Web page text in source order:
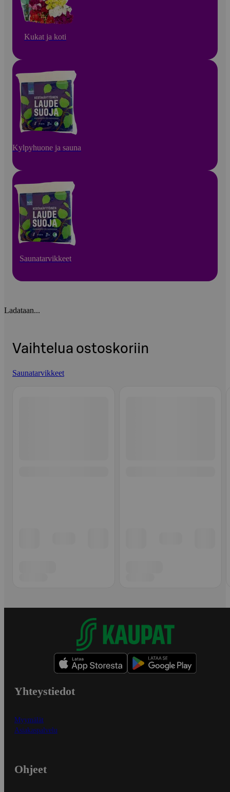
Kukat ja koti
Kylpyhuone ja sauna
Saunatarvikkeet
Ladataan...
Vaihtelua ostoskoriin
Saunatarvikkeet
Yhteystiedot
Myymälät
Asiakaspalvelu
Ohjeet